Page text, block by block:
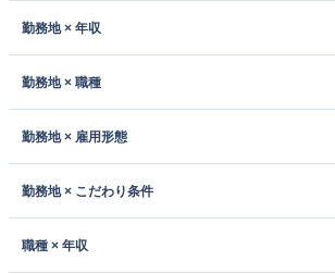
勤務地 × 年収
勤務地 × 職種
勤務地 × 雇用形態
勤務地 × こだわり条件
職種 × 年収